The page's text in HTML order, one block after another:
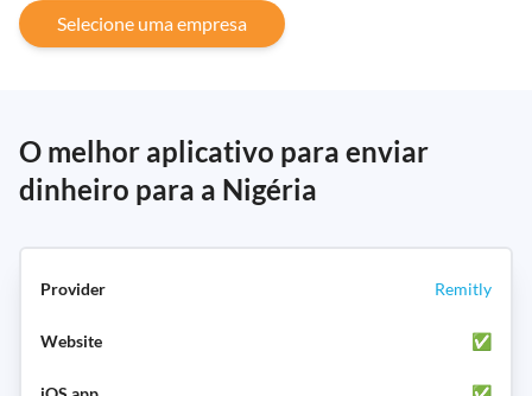
Selecione uma empresa
O melhor aplicativo para enviar
dinheiro para a Nigéria
Remitly
✅